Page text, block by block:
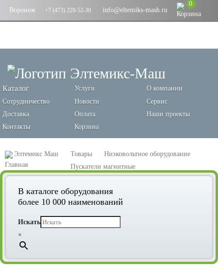
Воронеж +7 (473) 229-52-30 info@eltemiks-mash.ru
0
Каталог Услуги
О компании
Сотрудничество
Новости
Сервис
Доставка
Оплата
Наши проекты
Контакты
Корзина
Элтемикс Маш Товары
Низковольтное оборудование
Пускатели магнитные
Пускатель в корпусе КМЭ 9А 230В с РТЭ Ir-2,5-4А IP65 EKF PROxima
В каталоге оборудования
более 10 000 наименований
Искать
×